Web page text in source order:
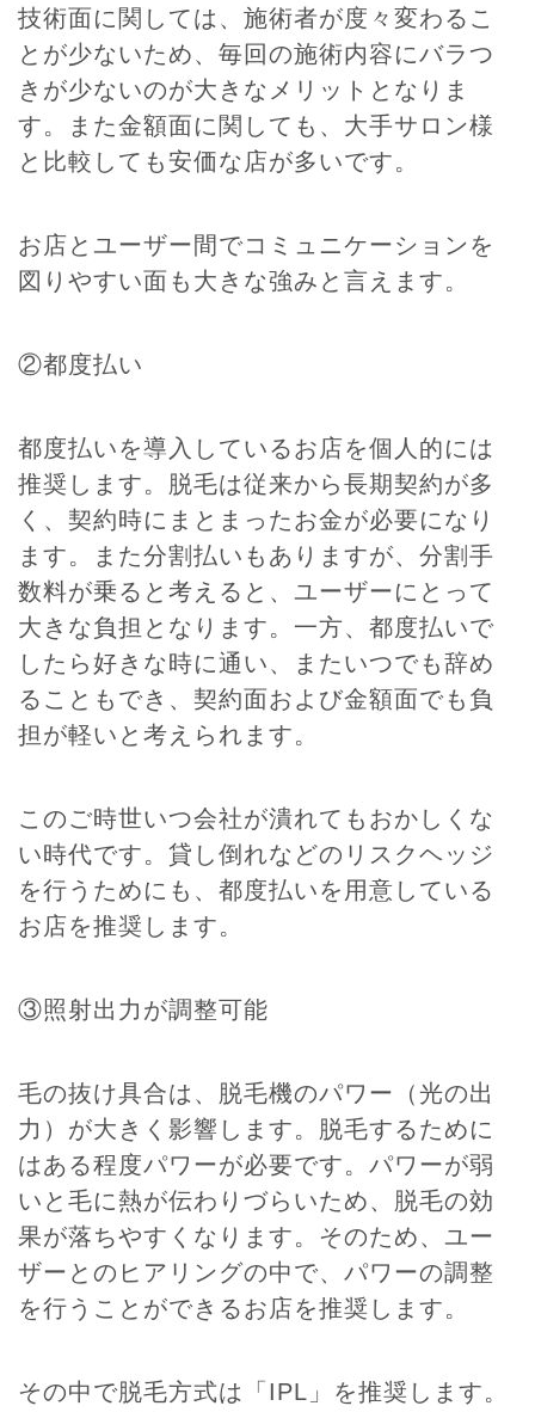
技術面に関しては、施術者が度々変わるこ
とが少ないため、毎回の施術内容にバラつ
きが少ないのが大きなメリットとなりま
す。また金額面に関しても、大手サロン様
と比較しても安価な店が多いです。
お店とユーザー間でコミュニケーションを
図りやすい面も大きな強みと言えます。
②都度払い
都度払いを導入しているお店を個人的には
推奨します。脱毛は従来から長期契約が多
く、契約時にまとまったお金が必要になり
ます。また分割払いもありますが、分割手
数料が乗ると考えると、ユーザーにとって
大きな負担となります。一方、都度払いで
したら好きな時に通い、またいつでも辞め
ることもでき、契約面および金額面でも負
担が軽いと考えられます。
このご時世いつ会社が潰れてもおかしくな
い時代です。貸し倒れなどのリスクヘッジ
を行うためにも、都度払いを用意している
お店を推奨します。
③照射出力が調整可能
毛の抜け具合は、脱毛機のパワー（光の出
力）が大きく影響します。脱毛するために
はある程度パワーが必要です。パワーが弱
いと毛に熱が伝わりづらいため、脱毛の効
果が落ちやすくなります。そのため、ユー
ザーとのヒアリングの中で、パワーの調整
を行うことができるお店を推奨します。
その中で脱毛方式は「IPL」を推奨します。